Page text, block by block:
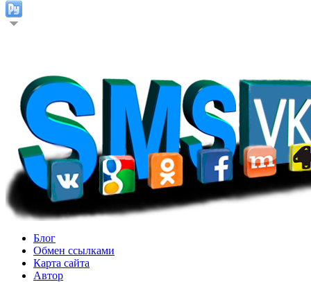
Блог
Обмен ссылками
Карта сайта
Автор